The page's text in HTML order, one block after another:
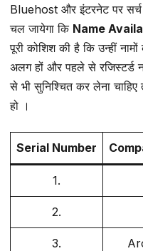
Bluehost और इंटरनेट पर
चल जायेगा कि Name
पूरी कोशिश की है कि उन्हीं
अलग हों और पहले से रजिस्टर्ड
से भी सुनिश्चित कर लेना
हो ।
Serial Number
1.
2.
3.